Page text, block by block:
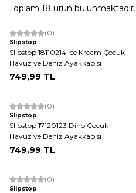
Toplam 18 ürün bulunmaktadır.
Yeni (0)
Slipstop
Slipstop 18110214 Ice Kream Çocuk
Havuz ve Deniz Ayakkabısı
749,99 TL
Yeni (0)
Slipstop
Slipstop 17120123 Dino Çocuk
Havuz ve Deniz Ayakkabısı
749,99 TL
Yeni (0)
Slipstop